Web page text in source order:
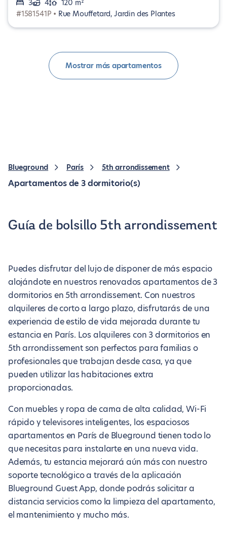
3 4
120 m²
#1581541P • Rue Mouffetard, Jardin des Plantes
Mostrar más apartamentos
Blueground París 5th arrondissement
Apartamentos de 3 dormitorio(s)
Guía de bolsillo 5th arrondissement
Puedes disfrutar del lujo de disponer de más espacio
alojándote en nuestros renovados apartamentos de 3
dormitorios en 5th arrondissement. Con nuestros
alquileres de corto a largo plazo, disfrutarás de una
experiencia de estilo de vida mejorada durante tu
estancia en París. Los alquileres con 3 dormitorios en
5th arrondissement son perfectos para familias o
profesionales que trabajan desde casa, ya que
pueden utilizar las habitaciones extra
proporcionadas.
Con muebles y ropa de cama de alta calidad, Wi-Fi
rápido y televisores inteligentes, los espaciosos
apartamentos en París de Blueground tienen todo lo
que necesitas para instalarte en una nueva vida.
Además, tu estancia mejorará aún más con nuestro
soporte tecnológico a través de la aplicación
Blueground Guest App, donde podrás solicitar a
distancia servicios como la limpieza del apartamento,
el mantenimiento y mucho más.